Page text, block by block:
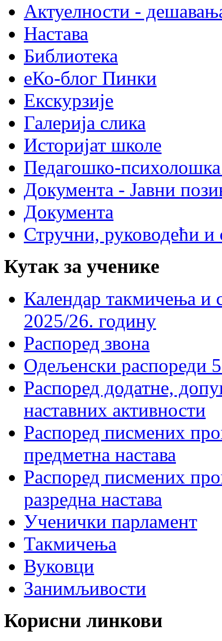
Актуелности -
Настава
Библиотека
еКо-блог Пинки
Екскурзије
Галерија слика
Историјат школе
Педагошко-психолошка
Документа - Јавни
Документа
Стручни, руководећи и
Кутак за ученике
Календар такмичења
2025/26. годину
Распоред звона
Одељенски распореди
Распоред додатне,
наставних активности
Распоред писмених
предметна настава
Распоред писмених
разредна настава
Ученички парламент
Такмичења
Вуковци
Занимљивости
Корисни линкови